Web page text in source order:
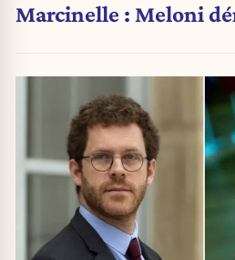
Marcinelle : Meloni